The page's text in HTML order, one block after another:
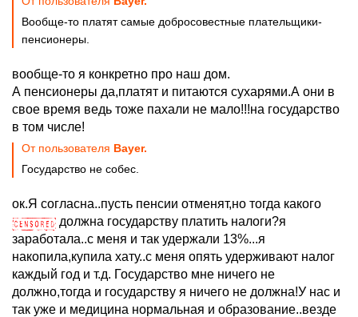
Вообще-то платят самые добросовестные плательщики-
пенсионеры.
вообще-то я конкретно про наш дом.
А пенсионеры да,платят и питаются сухарями.А они в
свое время ведь тоже пахали не мало!!!на государство
в том числе!
От пользователя Bayer.
Государство не собес.
ок.Я согласна..пусть пенсии отменят,но тогда какого
должна государству платить налоги?я
заработала..с меня и так удержали 13%...я
накопила,купила хату..с меня опять удерживают налог
каждый год и т.д. Государство мне ничего не
должно,тогда и государству я ничего не должна!У нас и
так уже и медицина нормальная и образование..везде